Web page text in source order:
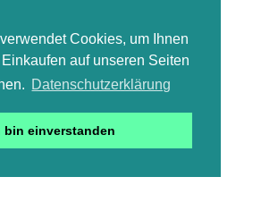
Cookies, um Ihnen
auf unseren Seiten
Datenschutzerklärung
bin einverstanden